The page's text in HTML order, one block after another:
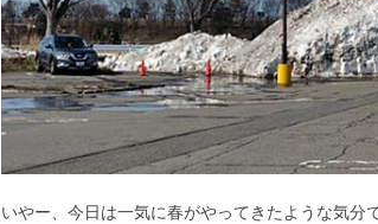
いやー、今日は一気に春がやってきたような気分